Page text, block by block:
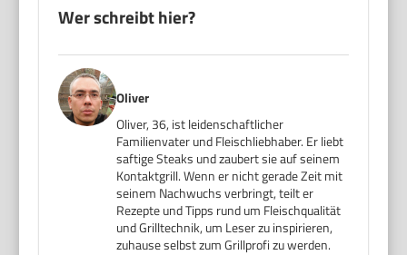
Wer schreibt hier?
Oliver
Oliver, 36, ist leidenschaftlicher
Familienvater und Fleischliebhaber. Er liebt
saftige Steaks und zaubert sie auf seinem
Kontaktgrill. Wenn er nicht gerade Zeit mit
seinem Nachwuchs verbringt, teilt er
Rezepte und Tipps rund um Fleischqualität
und Grilltechnik, um Leser zu inspirieren,
zuhause selbst zum Grillprofi zu werden.